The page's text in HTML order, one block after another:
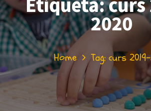
2020
Home Tag: curs